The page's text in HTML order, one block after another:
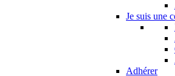
Je suis une
Adhérer